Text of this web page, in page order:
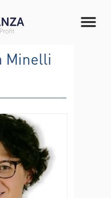
Minelli